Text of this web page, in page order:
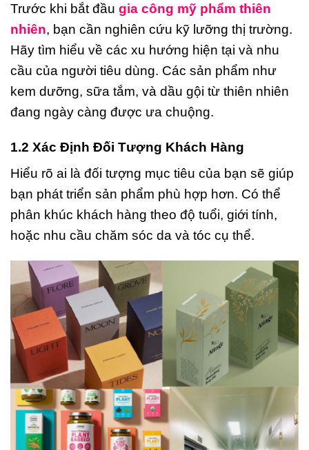
Trước khi bắt đầu gia công mỹ phẩm thiên
nhiên, bạn cần nghiên cứu kỹ lưỡng thị trường.
Hãy tìm hiểu về các xu hướng hiện tại và nhu
cầu của người tiêu dùng. Các sản phẩm như
kem dưỡng, sữa tắm, và dầu gội từ thiên nhiên
đang ngày càng được ưa chuộng.
1.2 Xác Định Đối Tượng Khách Hàng
Hiểu rõ ai là đối tượng mục tiêu của bạn sẽ giúp
bạn phát triển sản phẩm phù hợp hơn. Có thể
phân khúc khách hàng theo độ tuổi, giới tính,
hoặc nhu cầu chăm sóc da và tóc cụ thể.